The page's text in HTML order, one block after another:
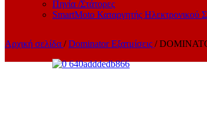
Πηνία /Στάτορες
SmartMoto Καταργητής Ηλεκτρονικού
Αρχική σελίδα / Dominator Εξατμίσεις /